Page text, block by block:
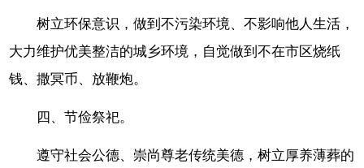
树立环保意识，做到不污染环境、不影响他人生活，
大力维护优美整洁的城乡环境，自觉做到不在市区烧纸
钱、撒冥币、放鞭炮。
四、节俭祭祀。
遵守社会公德、崇尚尊老传统美德，树立厚养薄葬的